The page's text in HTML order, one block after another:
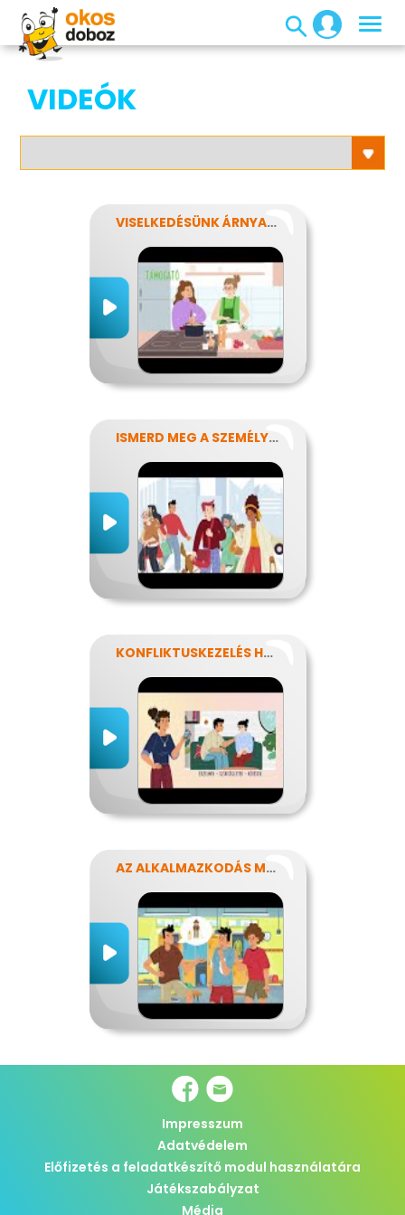
VIDEÓK
VISELKEDÉSÜNK ÁRNYALATAI
ISMERD MEG A SZEMÉLYISÉGED!
KONFLIKTUSKEZELÉS HATÉKONYAN
AZ ALKALMAZKODÁS MŰVÉSZETE
Impresszum
Adatvédelem
Előfizetés a feladatkészítő modul használatára
Játékszabályzat
Média